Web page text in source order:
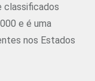
classificados
e é uma
nos Estados